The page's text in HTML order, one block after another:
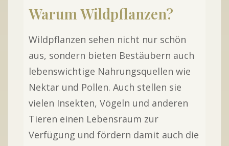
Warum Wildpflanzen?
Wildpflanzen sehen nicht nur schön
aus, sondern bieten Bestäubern auch
lebenswichtige Nahrungsquellen wie
Nektar und Pollen. Auch stellen sie
vielen Insekten, Vögeln und anderen
Tieren einen Lebensraum zur
Verfügung und fördern damit auch die